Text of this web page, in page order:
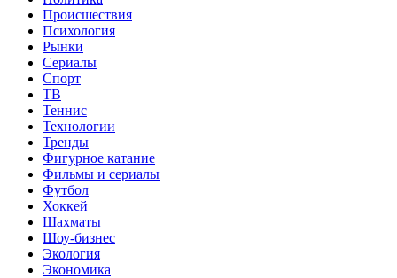
Происшествия
Психология
Рынки
Сериалы
Спорт
ТВ
Теннис
Технологии
Тренды
Фигурное катание
Фильмы и сериалы
Футбол
Хоккей
Шахматы
Шоу-бизнес
Экология
Экономика